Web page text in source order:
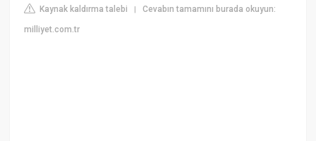
Kaynak kaldırma talebi |Cevabın tamamını burada okuyun:
milliyet.com.tr